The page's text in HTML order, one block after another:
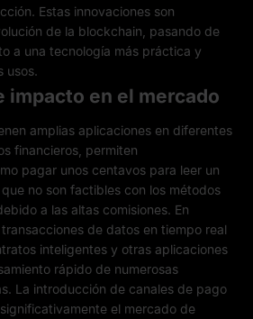
Estas innovaciones son
de la blockchain, pasando de
a una tecnología más práctica y
usos.
impacto en el mercado
amplias aplicaciones en diferentes
financieros, permiten
pagar unos centavos para leer un
no son factibles con los métodos
a las altas comisiones. En
de datos en tiempo real
inteligentes y otras aplicaciones
rápido de numerosas
La introducción de canales de pago
el mercado de